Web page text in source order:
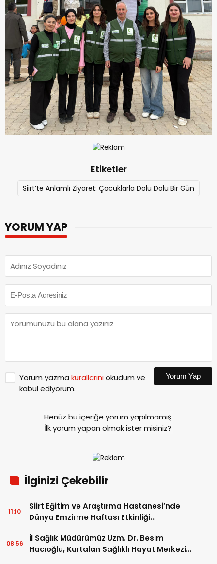
Etiketler
Siirt’te Anlamlı Ziyaret: Çocuklarla Dolu Dolu Bir Gün
YORUM YAP
Yorum yazma kurallarınıokudum ve
kabul ediyorum.
Yorum Yap
Henüz bu içeriğe yorum yapılmamış.
İlk yorum yapan olmak ister misiniz?
İlginizi Çekebilir
Siirt Eğitim ve Araştırma Hastanesi’nde
Dünya Emzirme Haftası Etkinliği
11:10
İl Sağlık Müdürümüz Uzm. Dr. Besim
Hacıoğlu, Kurtalan Sağlıklı Hayat Merkezini
08:56